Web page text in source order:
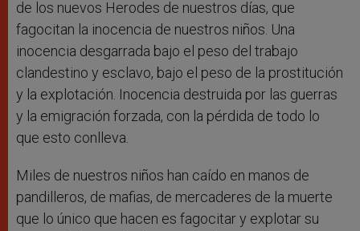
de los nuevos Herodes de nuestros días, que
fagocitan la inocencia de nuestros niños. Una
inocencia desgarrada bajo el peso del trabajo
clandestino y esclavo, bajo el peso de la prostitución
y la explotación. Inocencia destruida por las guerras
y la emigración forzada, con la pérdida de todo lo
que esto conlleva.
Miles de nuestros niños han caído en manos de
pandilleros, de mafias, de mercaderes de la muerte
que lo único que hacen es fagocitar y explotar su